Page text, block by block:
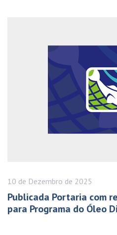
10 de Dezembro de 2025
Publicada Portaria com
para Programa do Óleo